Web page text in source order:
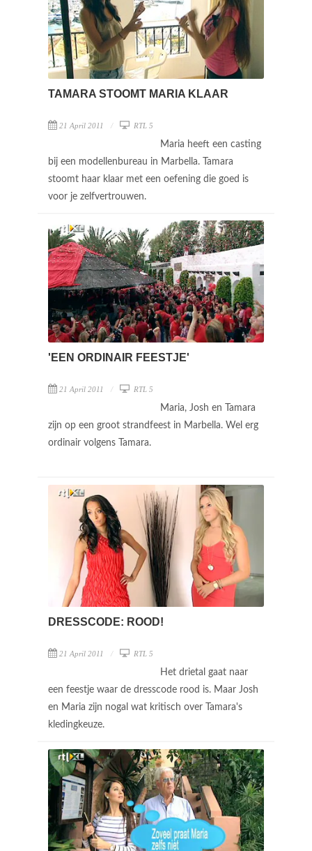
TAMARA STOOMT MARIA KLAAR
21 April 2011 RTL 5
Maria heeft een casting
bij een modellenbureau in Marbella. Tamara
stoomt haar klaar met een oefening die goed is
voor je zelfvertrouwen.
'EEN ORDINAIR FEESTJE'
21 April 2011 RTL 5
Maria, Josh en Tamara
zijn op een groot strandfeest in Marbella. Wel erg
ordinair volgens Tamara.
DRESSCODE: ROOD!
21 April 2011 RTL 5
Het drietal gaat naar
een feestje waar de dresscode rood is. Maar Josh
en Maria zijn nogal wat kritisch over Tamara's
kledingkeuze.